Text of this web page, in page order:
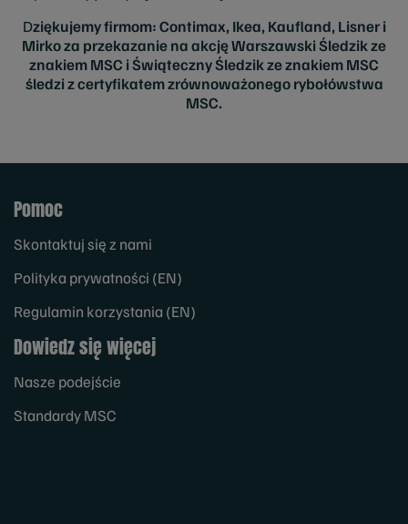
Dziękujemy firmom: Contimax, Ikea, Kaufland, Lisner i
Mirko za przekazanie na akcję Warszawski Śledzik ze
znakiem MSC i Świąteczny Śledzik ze znakiem MSC
śledzi z certyfikatem zrównoważonego rybołówstwa
MSC.
Pomoc
Skontaktuj się z nami
Polityka prywatności (EN)
Regulamin korzystania (EN)
Dowiedz się więcej
Nasze podejście
Standardy MSC